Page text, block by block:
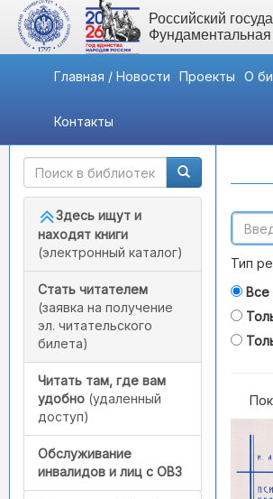
Российский
Главная / Новости Проекты О
Контакты
Быстрый доступ
Здесь ищут и
находят книги
(электронный каталог)
Стать читателем
(заявка на получение
эл. читательского
билета)
Читать там, где вам
удобно (удаленный
доступ)
Обслуживание
инвалидов и лиц с ОВЗ
Тип
Все